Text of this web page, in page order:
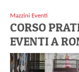
Mazzini Eventi
CORSO
EVENTI A